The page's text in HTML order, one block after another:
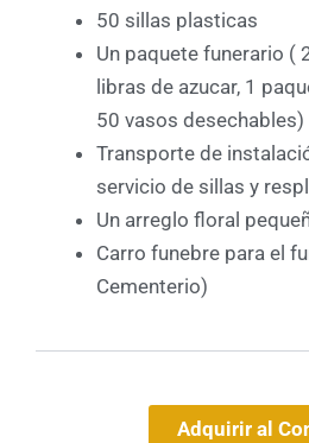
50 sillas plasticas
Un paquete funerario (
libras de azucar, 1
50 vasos desechables)
Transporte de
servicio de sillas y
Un arreglo floral
Carro funebre para el
Cementerio)
Adquirir al